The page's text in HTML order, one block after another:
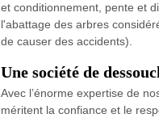
et conditionnement, pente et
l'abattage des arbres
de causer des accidents).
Une société de
Avec l’énorme expertise de
méritent la confiance et le